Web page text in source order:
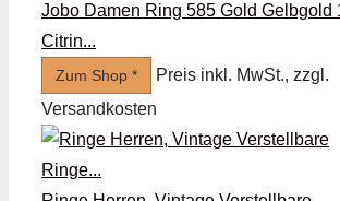
Jobo Damen Ring 585 Gold Gelbgold
Citrin...
Zum Shop *
Preis inkl. MwSt., zzgl.
Versandkosten